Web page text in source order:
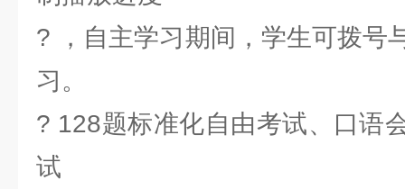
? ，自主学习期间，学生可拨号
习。
? 128题标准化自由考试、口语
试